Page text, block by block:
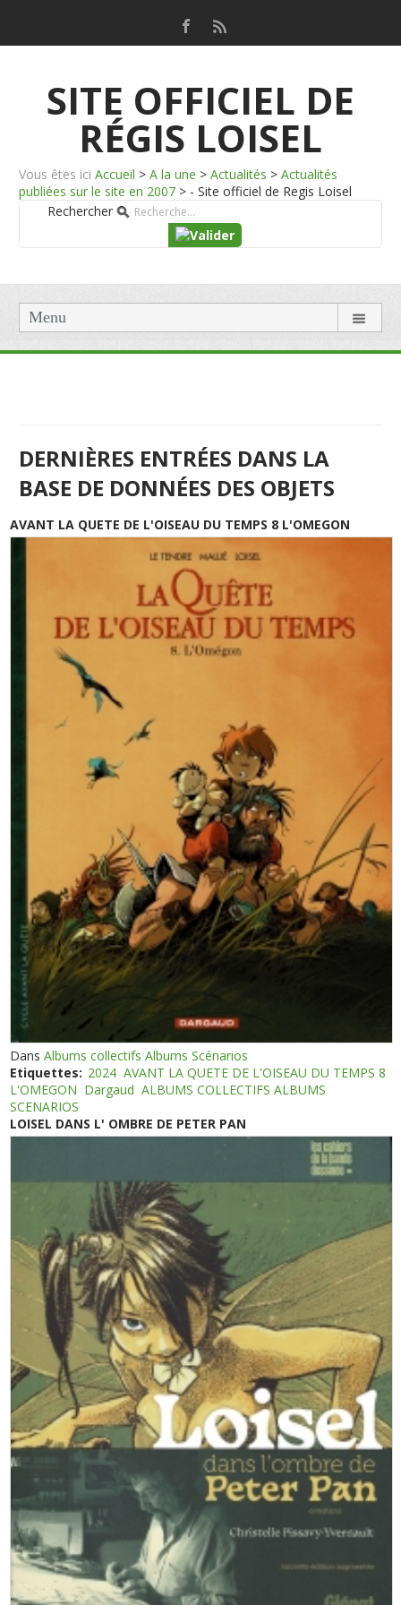
SITE OFFICIEL DE
RÉGIS LOISEL
Vous êtes ici Accueil > A la une > Actualités > Actualités
publiées sur le site en 2007 > - Site officiel de Regis Loisel
Rechercher
Menu
DERNIÈRES ENTRÉES DANS LA
BASE DE DONNÉES DES OBJETS
AVANT LA QUETE DE L'OISEAU DU TEMPS 8 L'OMEGON
DansAlbums collectifs Albums Scénarios
Etiquettes: 2024 AVANT LA QUETE DE L'OISEAU DU TEMPS 8
L'OMEGON Dargaud ALBUMS COLLECTIFS ALBUMS
SCENARIOS
LOISEL DANS L' OMBRE DE PETER PAN